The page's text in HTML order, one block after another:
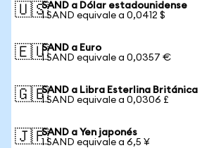
🇺🇸SAND a Dólar estadounidense
1 SAND equivale a 0,0412 $
🇪🇺SAND a Euro
1 SAND equivale a 0,0357 €
🇬🇧SAND a Libra Esterlina Británica
1 SAND equivale a 0,0306 £
🇯🇵SAND a Yen japonés
1 SAND equivale a 6,5 ¥